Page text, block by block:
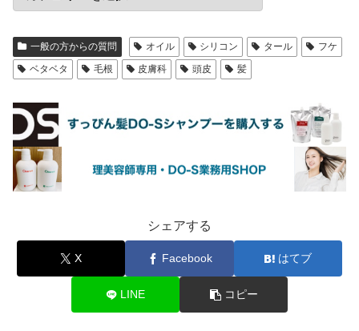
一般の方からの質問 オイル シリコン タール
フケ
ベタベタ
毛根 皮膚科 頭皮 髪
シェアする
X Facebook はてブ
LINE コピー